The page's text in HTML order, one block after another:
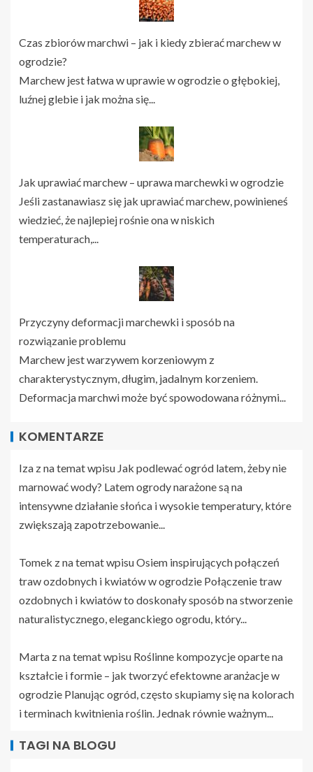
Czas zbiorów marchwi – jak i kiedy zbierać marchew w
ogrodzie?
Marchew jest łatwa w uprawie w ogrodzie o głębokiej,
luźnej glebie i jak można się...
Jak uprawiać marchew – uprawa marchewki w ogrodzie
Jeśli zastanawiasz się jak uprawiać marchew, powinieneś
wiedzieć, że najlepiej rośnie ona w niskich
temperaturach,...
Przyczyny deformacji marchewki i sposób na
rozwiązanie problemu
Marchew jest warzywem korzeniowym z
charakterystycznym, długim, jadalnym korzeniem.
Deformacja marchwi może być spowodowana różnymi...
KOMENTARZE
Iza z na temat wpisu Jak podlewać ogród latem, żeby nie
marnować wody? Latem ogrody narażone są na
intensywne działanie słońca i wysokie temperatury, które
zwiększają zapotrzebowanie...
Tomek z na temat wpisuOsiem inspirujących połączeń
traw ozdobnych i kwiatów w ogrodzie Połączenie traw
ozdobnych i kwiatów to doskonały sposób na stworzenie
naturalistycznego, eleganckiego ogrodu, który...
Marta z na temat wpisu Roślinne kompozycje oparte na
kształcie i formie – jak tworzyć efektowne aranżacje w
ogrodzie Planując ogród, często skupiamy się na kolorach
i terminach kwitnienia roślin. Jednak równie ważnym...
TAGI NA BLOGU